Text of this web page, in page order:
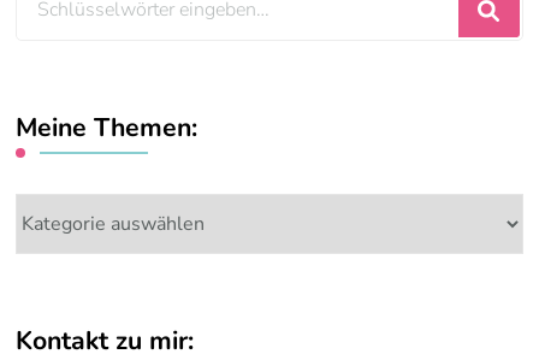
Meine Themen:
Themen:
Kontakt zu mir: